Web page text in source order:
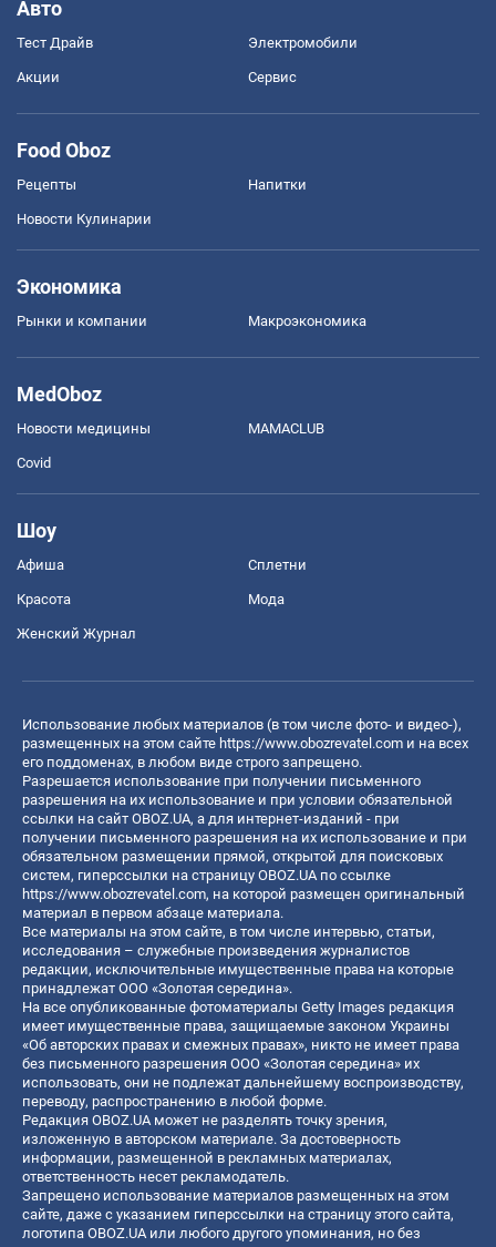
Авто
Тест Драйв Электромобили
Акции Сервис
Food Oboz
Рецепты Напитки
Новости Кулинарии
Экономика
Рынки и компании Mакроэкономика
MedOboz
Новости медицины MAMACLUB
Covid
Шоу
Афиша Сплетни
Красота Мода
Женский Журнал
Использование любых материалов (в том числе фото- и видео-),
размещенных на этом сайте https://www.obozrevatel.com и на всех
его поддоменах, в любом виде строго запрещено.
Разрешается использование при получении письменного
разрешения на их использование и при условии обязательной
ссылки на сайт OBOZ.UA, а для интернет-изданий - при
получении письменного разрешения на их использование и при
обязательном размещении прямой, открытой для поисковых
систем, гиперссылки на страницу OBOZ.UA по ссылке
https://www.obozrevatel.com, на которой размещен оригинальный
материал в первом абзаце материала.
Все материалы на этом сайте, в том числе интервью, статьи,
исследования – служебные произведения журналистов
редакции, исключительные имущественные права на которые
принадлежат ООО «Золотая середина».
На все опубликованные фотоматериалы Getty Images редакция
имеет имущественные права, защищаемые законом Украины
«Об авторских правах и смежных правах», никто не имеет права
без письменного разрешения ООО «Золотая середина» их
использовать, они не подлежат дальнейшему воспроизводству,
переводу, распространению в любой форме.
Редакция OBOZ.UA может не разделять точку зрения,
изложенную в авторском материале. За достоверность
информации, размещенной в рекламных материалах,
ответственность несет рекламодатель.
Запрещено использование материалов размещенных на этом
сайте, даже с указанием гиперссылки на страницу этого сайта,
логотипа OBOZ.UA или любого другого упоминания, но без